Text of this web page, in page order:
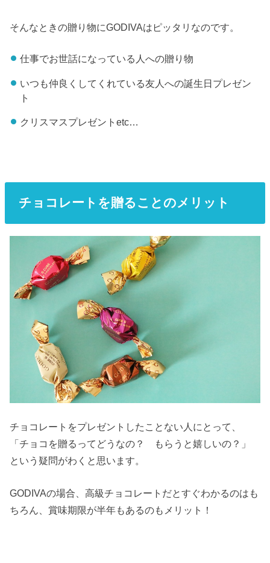
そんなときの贈り物にGODIVAはピッタリなのです。
仕事でお世話になっている人への贈り物
いつも仲良くしてくれている友人への誕生日プレゼン
ト
クリスマスプレゼントetc…
チョコレートを贈ることのメリット
チョコレートをプレゼントしたことない人にとって、
「チョコを贈るってどうなの？ もらうと嬉しいの？」
という疑問がわくと思います。
GODIVAの場合、高級チョコレートだとすぐわかるのはも
ちろん、賞味期限が半年もあるのもメリット！